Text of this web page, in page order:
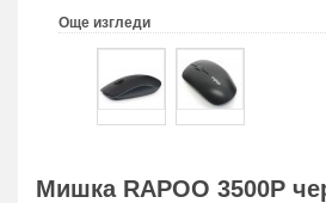
Още изгледи
Мишка RAPOO 3500P